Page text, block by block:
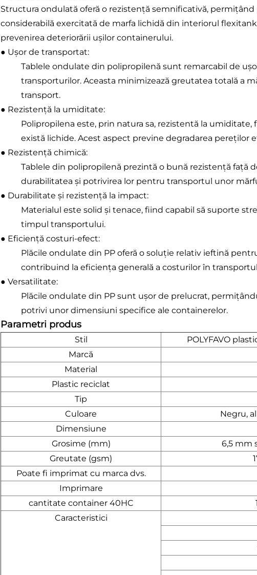
Structura ondulată oferă o rezistență semnificativă,
considerabilă exercitată de marfa lichidă din interiorul
prevenirea deteriorării ușilor containerului.
● Ușor de transportat:
Tablele ondulate din polipropilenă sunt remarcabil de
transporturilor. Aceasta minimizează greutatea totală a
transport.
● Rezistență la umiditate:
Polipropilena este, prin natura sa, rezistentă la
există lichide. Acest aspect previne degradarea pereților
● Rezistență chimică:
Tablele din polipropilenă prezintă o bună rezistență față
durabilitatea și potrivirea lor pentru transportul unor
● Durabilitate și rezistență la impact:
Materialul este solid și tenace, fiind capabil să suporte
timpul transportului.
● Eficiență costuri-efect:
Plăcile ondulate din PP oferă o soluție relativ ieftină
contribuind la eficiența generală a costurilor în
● Versatilitate:
Plăcile ondulate din PP sunt ușor de prelucrat,
potrivi unor dimensiuni specifice ale containerelor.
Parametri produs
Stil
POLYFAVO
Marcă
Material
Plastic reciclat
Tip
Culoare
Negru,
Dimensiune
Grosime (mm)
6,5 mm
Greutate (gsm)
Poate fi imprimat cu marca dvs.
Imprimare
cantitate container 40HC
Caracteristici